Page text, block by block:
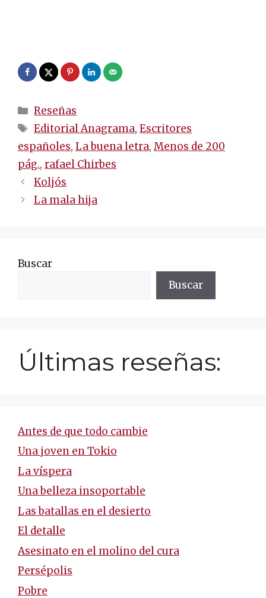
Categorías
Reseñas
Etiquetas
Editorial Anagrama,Escritores
españoles, La buena letra, Menos de 200
pág., rafael Chirbes
Navegación
de
entradas
Koljós
La mala hija
Buscar
Buscar
Últimas reseñas:
Antes de que todo cambie
Una joven en Tokio
La víspera
Una belleza insoportable
Las batallas en el desierto
El detalle
Asesinato en el molino del cura
Persépolis
Pobre